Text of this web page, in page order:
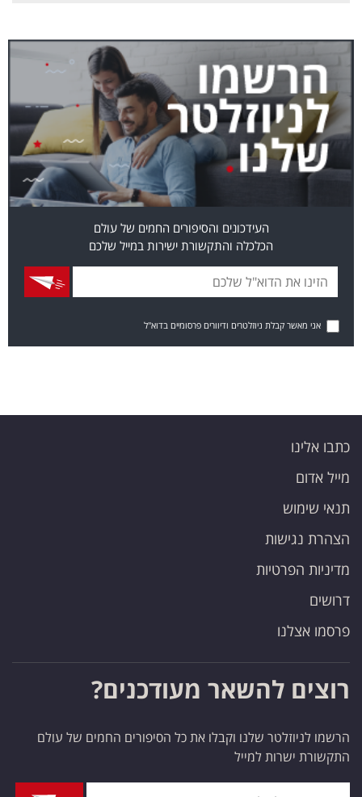
העידכונים והסיפורים החמים של עולם
הכלכלה והתקשורת ישירות במייל שלכם
אני מאשר קבלת ניוזלטרים ודיוורים פרסומיים בדוא"ל
כתבו אלינו
מייל אדום
תנאי שימוש
הצהרת נגישות
מדיניות הפרטיות
דרושים
פרסמו אצלנו
רוצים להשאר מעודכנים?
הרשמו לניוזלטר שלנו וקבלו את כל הסיפורים החמים של עולם
התקשורת ישרות למייל